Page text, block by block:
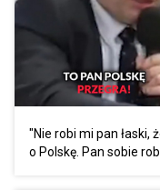
"Nie robi mi pan łaski,
o Polskę. Pan sobie robi